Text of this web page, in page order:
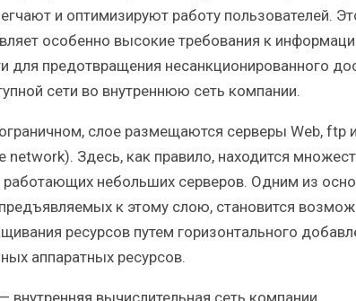
и оптимизируют работу пользователей.
особенно высокие требования к
для предотвращения несанкционированного
сети во внутреннюю сеть компании.
слое размещаются серверы Web, ftp
network). Здесь, как правило, находится
работающих небольших серверов. Одним из
к этому слою, становится
ресурсов путем горизонтального
аппаратных ресурсов.
внутренняя вычислительная сеть компании,